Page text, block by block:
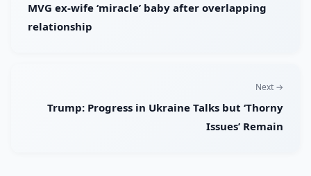
MVG ex-wife ‘miracle’ baby after overlapping
relationship
Next →
Trump: Progress in Ukraine Talks but ‘Thorny
Issues’ Remain